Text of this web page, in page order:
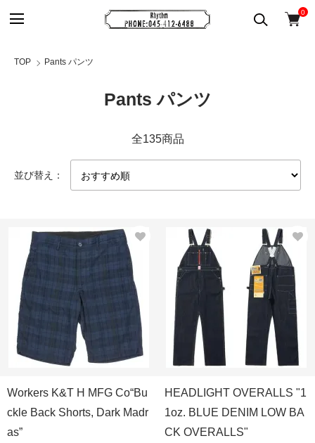
0
TOP Pants パンツ
Pants パンツ
全135商品
並び替え：
Workers K&T H MFG Co“Bu
ckle Back Shorts, Dark Madr
as”
HEADLIGHT OVERALLS "1
1oz. BLUE DENIM LOW BA
CK OVERALLS"